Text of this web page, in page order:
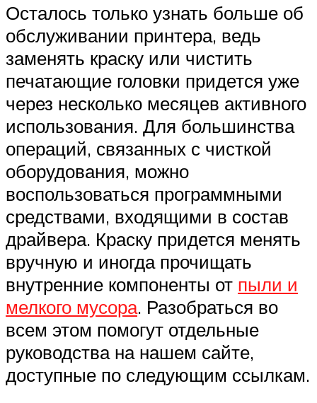
Осталось только узнать больше об
обслуживании принтера, ведь
заменять краску или чистить
печатающие головки придется уже
через несколько месяцев активного
использования. Для большинства
операций, связанных с чисткой
оборудования, можно
воспользоваться программными
средствами, входящими в состав
драйвера. Краску придется менять
вручную и иногда прочищать
внутренние компоненты от пыли и
мелкого мусора. Разобраться во
всем этом помогут отдельные
руководства на нашем сайте,
доступные по следующим ссылкам.